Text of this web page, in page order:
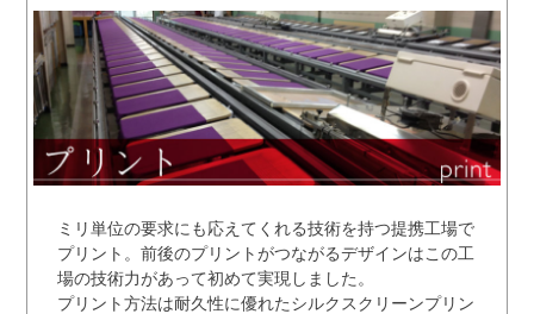
ミリ単位の要求にも応えてくれる技術を持つ提携工場で
プリント。前後のプリントがつながるデザインはこの工
場の技術力があって初めて実現しました。
プリント方法は耐久性に優れたシルクスクリーンプリン